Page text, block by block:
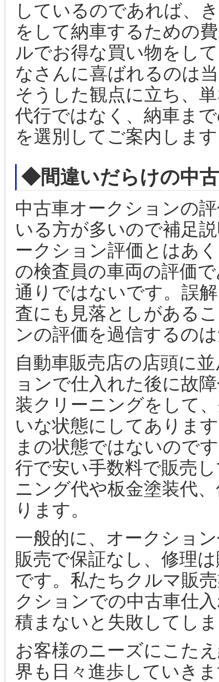
しているのであれば、
をして納車するための
ルでお得な買い物をし
なさんに喜ばれるのは
そうした観点に立ち、
代行ではなく、納車ま
を選別してご案内しま
◆間違いだらけの中
中古車オークションの
いる方が多いので補足
ークション評価とはあ
の検査員の車両の評価
通りではないです。誤
査にも見落としがある
ンの評価を過信するの
自動車販売店の店頭に
ョンで仕入れた後に故
装クリーニングをして
いな状態にしてありま
まの状態ではないので
行で安い手数料で販売
ニング代や板金塗装代
ります。
一般的に、オークショ
販売で保証なし、修理
です。私たちクルマ販
クションでの中古車仕
積まないと失敗してし
お客様のニーズにこた
界も日々進歩していき